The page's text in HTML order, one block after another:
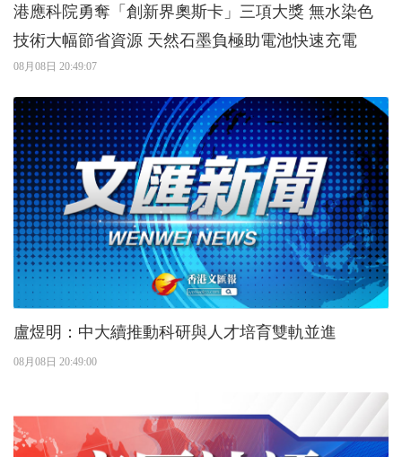
港應科院勇奪「創新界奧斯卡」三項大獎 無水染色
技術大幅節省資源 天然石墨負極助電池快速充電
08月08日 20:49:07
盧煜明：中大續推動科研與人才培育雙軌並進
08月08日 20:49:00